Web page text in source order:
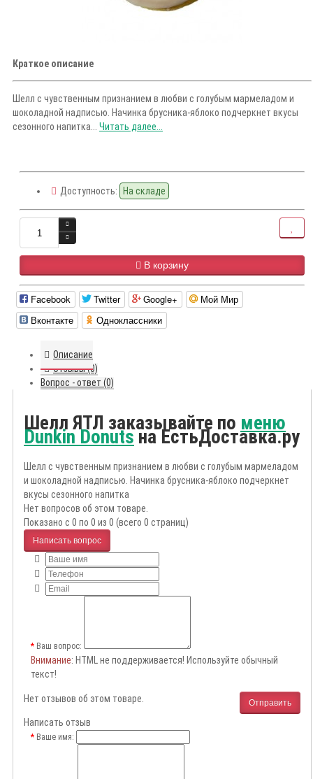
Краткое описание
Шелл с чувственным признанием в любви с голубым мармеладом и
шоколадной надписью. Начинка брусника-яблоко подчеркнет вкусы
сезонного напитка... Читать далее...
Доступность: На складе
В корзину
Facebook Twitter Google+
Мой Мир
Вконтакте
Одноклассники
Описание
Отзывы (0)
Вопрос - ответ (0)
Шелл ЯТЛ заказывайте по меню
Dunkin Donutsна ЕстьДоставка.ру
Шелл с чувственным признанием в любви с голубым мармеладом
и шоколадной надписью. Начинка брусника-яблоко подчеркнет
вкусы сезонного напитка
Нет вопросов об этом товаре.
Показано с 0 по 0 из 0 (всего 0 страниц)
Написать вопрос
Ваш вопрос:
Внимание: HTML не поддерживается! Используйте обычный
текст!
Отправить
Нет отзывов об этом товаре.
Написать отзыв
Ваше имя: